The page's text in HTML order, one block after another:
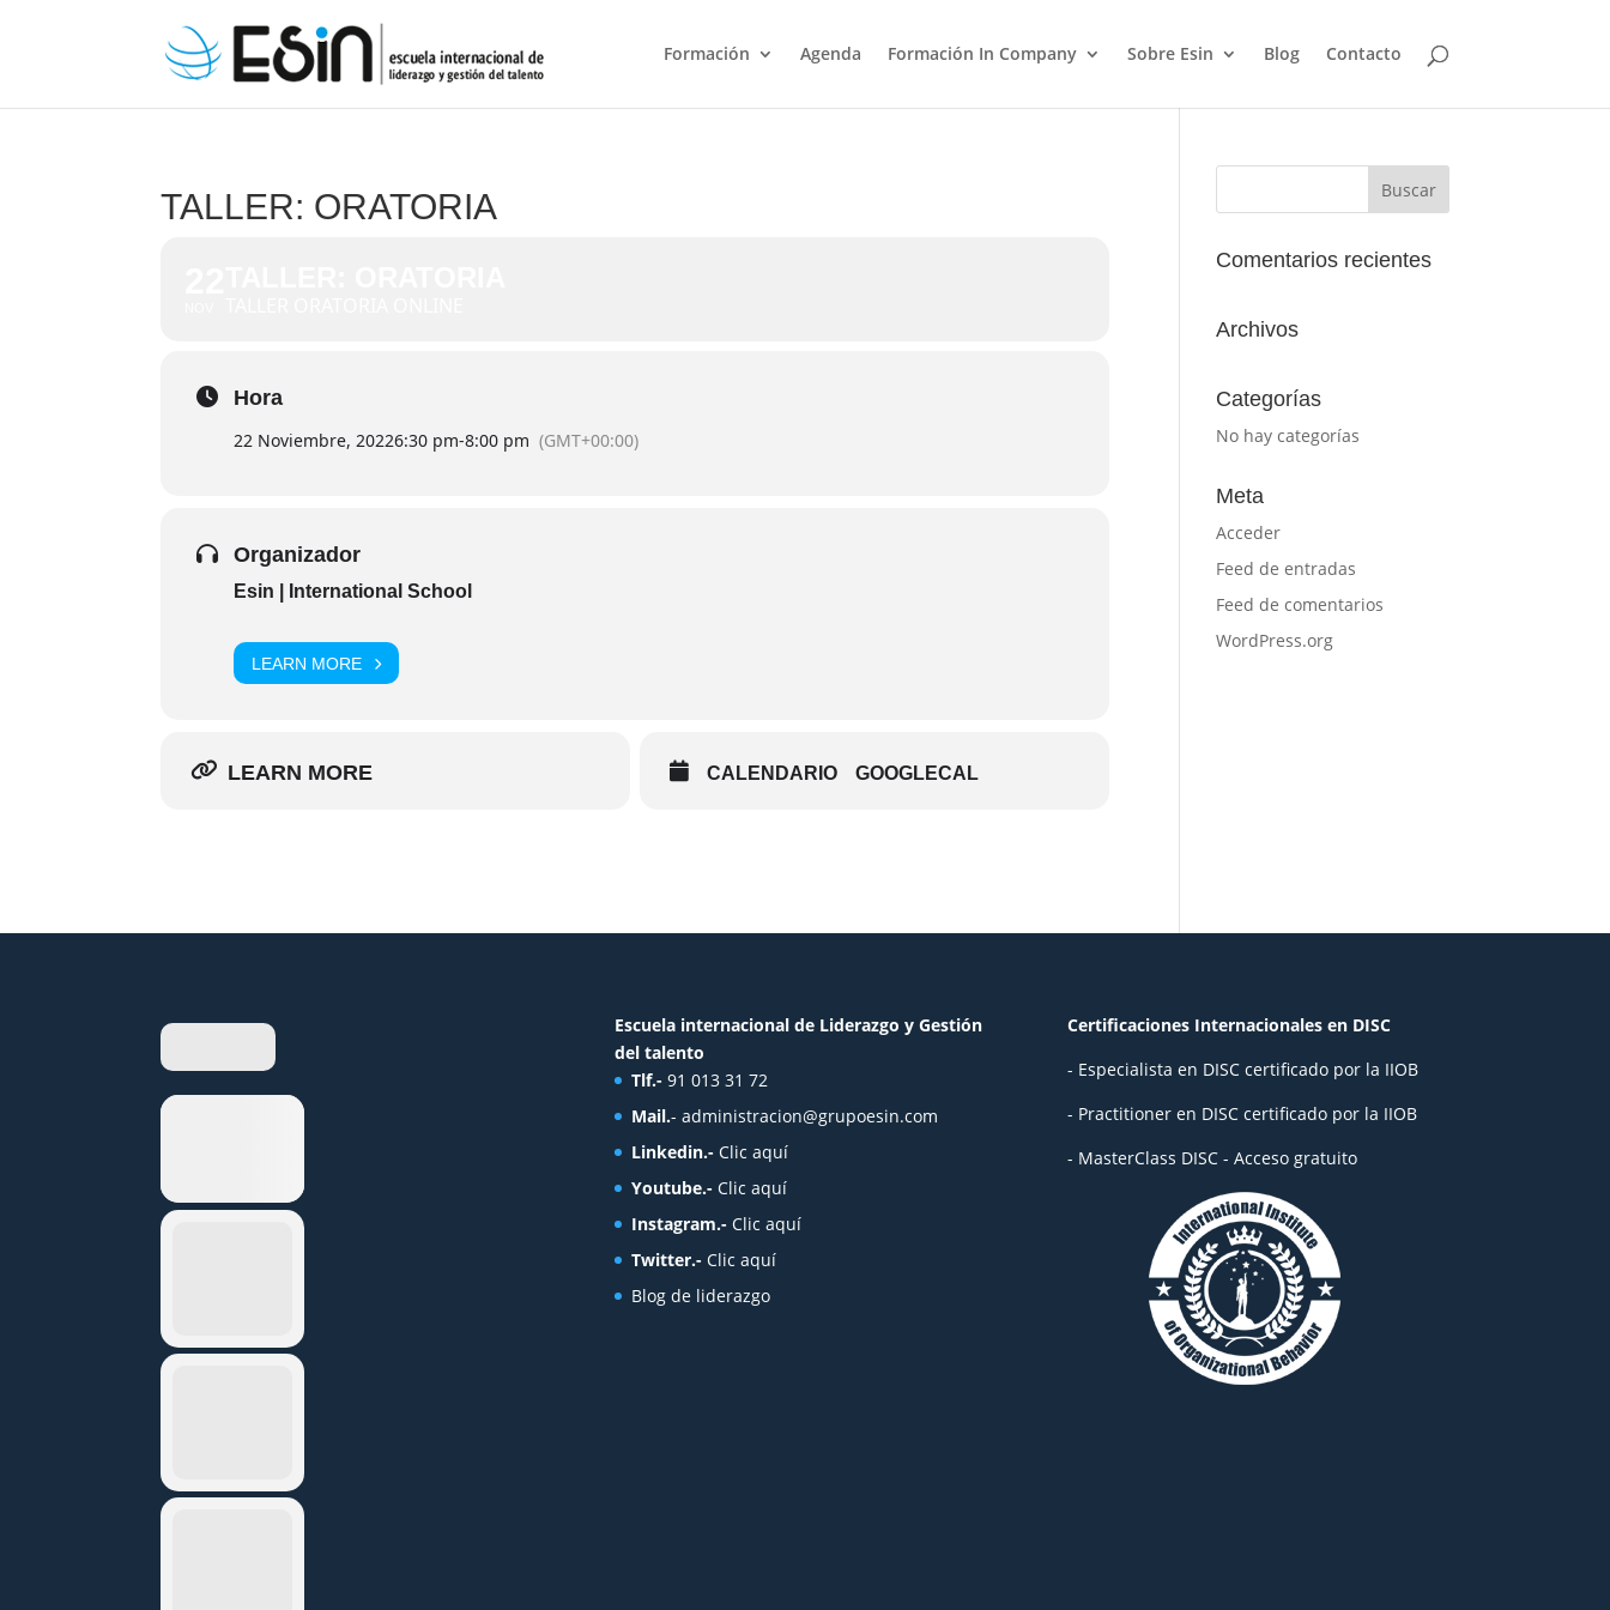
Formación Agenda Formación In Company Sobre Esin Blog Contacto
TALLER: ORATORIA
Hora
22 Noviembre, 20226:30 pm-8:00 pm (GMT+00:00)
Organizador
Esin | International School
LEARN MORE
LEARN MORE CALENDARIO GOOGLECAL
Comentarios recientes
Archivos
Categorías
No hay categorías
Meta
Acceder
Feed de entradas
Feed de comentarios
WordPress.org
Escuela internacional de Liderazgo y Gestión
del talento
Tlf.- 91 013 31 72
Mail.- administracion@grupoesin.com
Linkedin.- Clic aquí
Youtube.- Clic aquí
Instagram.- Clic aquí
Twitter.- Clic aquí
Blog de liderazgo
Certificaciones Internacionales en DISC
- Especialista en DISC certificado por la IIOB
- Practitioner en DISC certificado por la IIOB
- MasterClass DISC - Acceso gratuito